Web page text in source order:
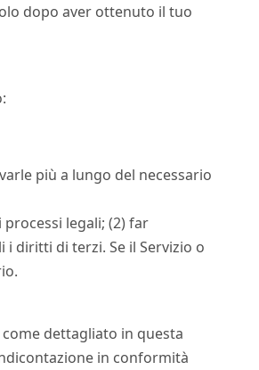
dopo aver ottenuto il tuo
più a lungo del necessario
legali; (2) far
diritti di terzi. Se il Servizio o
dettagliato in questa
in conformità